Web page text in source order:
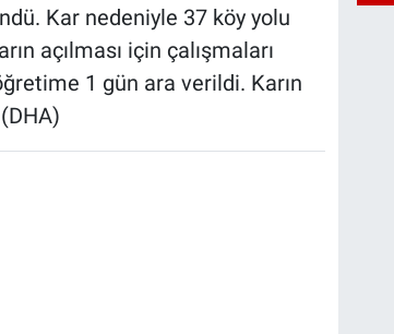
Kar nedeniyle 37 köy yolu
açılması için çalışmaları
1 gün ara verildi. Karın